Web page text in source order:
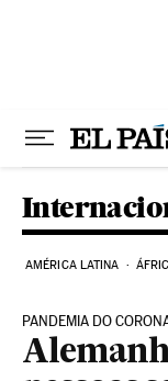
AMÉRICA LATINA
PANDEMIA DO